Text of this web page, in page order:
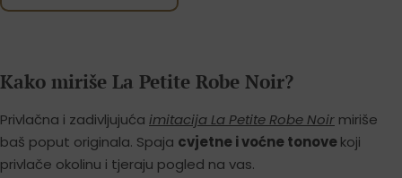
Kako miriše La Petite Robe Noir?
Privlačna i zadivljujuća imitacija La Petite Robe Noir miriše
baš poput originala. Spaja cvjetne i voćne tonovekoji
privlače okolinu i tjeraju pogled na vas.